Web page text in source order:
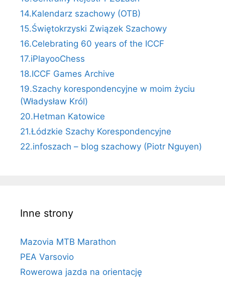
14.Kalendarz szachowy (OTB)
15.Świętokrzyski Związek Szachowy
16.Celebrating 60 years of the ICCF
17.iPlayooChess
18.ICCF Games Archive
19.Szachy korespondencyjne w moim życiu
(Władysław Król)
20.Hetman Katowice
21.Łódzkie Szachy Korespondencyjne
22.infoszach – blog szachowy (Piotr Nguyen)
Inne strony
Mazovia MTB Marathon
PEA Varsovio
Rowerowa jazda na orientację